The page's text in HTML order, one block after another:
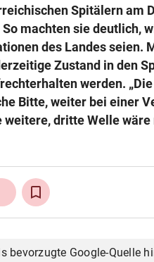
Spitälern am
machten sie deutlich,
des Landes seien.
Zustand in den
werden.
Bitte, weiter bei einer
dritte Welle wäre
bevorzugte Google-Quelle